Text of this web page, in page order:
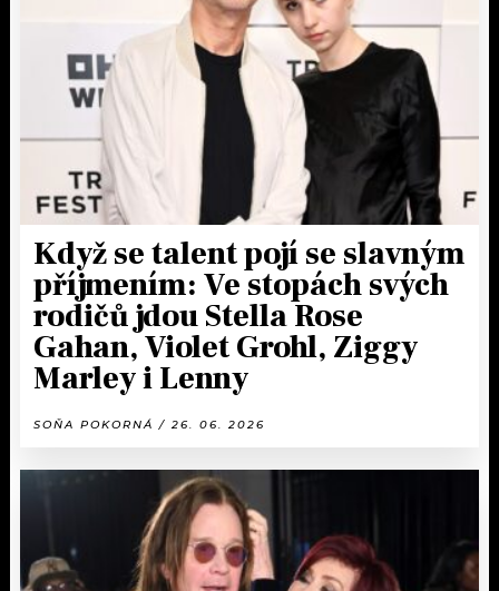
Když se talent pojí se slavným
příjmením: Ve stopách svých
rodičů jdou Stella Rose
Gahan, Violet Grohl, Ziggy
Marley i Lenny
SOŇA POKORNÁ / 26. 06. 2026